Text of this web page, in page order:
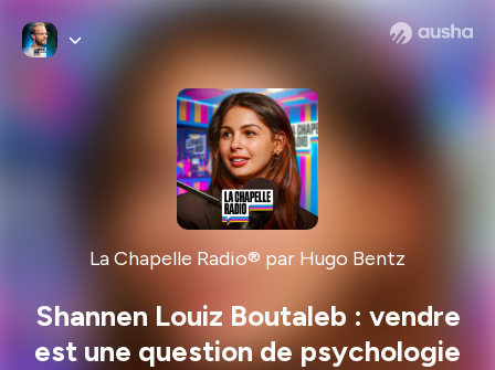
La Chapelle Radio® par Hugo Bentz
Shannen Louiz Boutaleb : vendre
est une question de psychologie